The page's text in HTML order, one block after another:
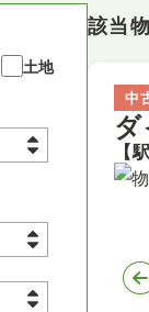
土地
該当
中